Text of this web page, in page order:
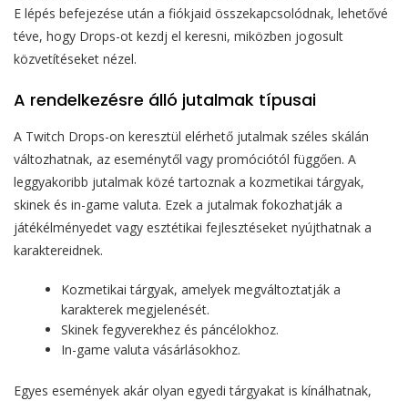
E lépés befejezése után a fiókjaid összekapcsolódnak, lehetővé
téve, hogy Drops-ot kezdj el keresni, miközben jogosult
közvetítéseket nézel.
A rendelkezésre álló jutalmak típusai
A Twitch Drops-on keresztül elérhető jutalmak széles skálán
változhatnak, az eseménytől vagy promóciótól függően. A
leggyakoribb jutalmak közé tartoznak a kozmetikai tárgyak,
skinek és in-game valuta. Ezek a jutalmak fokozhatják a
játékélményedet vagy esztétikai fejlesztéseket nyújthatnak a
karaktereidnek.
Kozmetikai tárgyak, amelyek megváltoztatják a
karakterek megjelenését.
Skinek fegyverekhez és páncélokhoz.
In-game valuta vásárlásokhoz.
Egyes események akár olyan egyedi tárgyakat is kínálhatnak,